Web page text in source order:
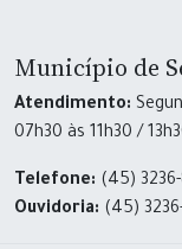
Município de
Atendimento:
07h30 às 11h30 /
Telefone: (45)
Ouvidoria: (45)